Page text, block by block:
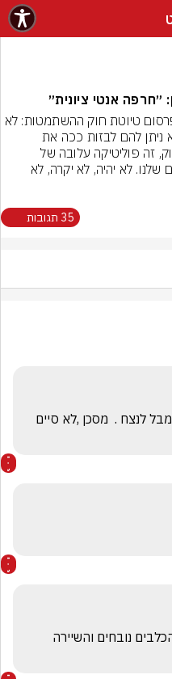
״חרפה אנטי ציונית״
ניתן לחרפה האנטי ציונית הזו לעבור. לא ניתן להם לבזות ככה את
הלוחמים, הפצועים וההרוגים. זה לא חוק, זה פוליטיקה עלובה של
35 תגובות